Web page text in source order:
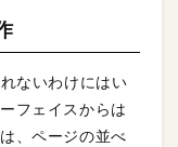
ないわけにはい
フェイスからは
、ページの並べ